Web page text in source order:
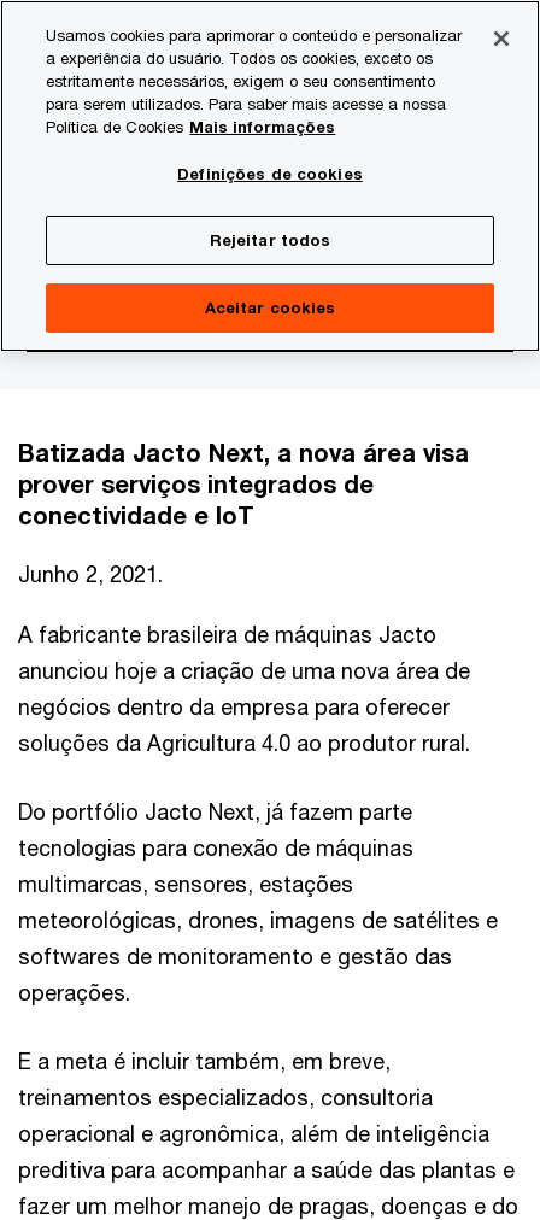
content
footer
Consultoria
Jacto terá nova área de
serviços com soluções
para a Agricultura 4.0
Batizada Jacto Next, a nova área visa
prover serviços integrados de
conectividade e IoT
Junho 2, 2021.
A fabricante brasileira de máquinas Jacto
anunciou hoje a criação de uma nova área de
negócios dentro da empresa para oferecer
soluções da Agricultura 4.0 ao produtor rural.
Do portfólio Jacto Next, já fazem parte
tecnologias para conexão de máquinas
multimarcas, sensores, estações
meteorológicas, drones, imagens de satélites e
softwares de monitoramento e gestão das
operações.
E a meta é incluir também, em breve,
treinamentos especializados, consultoria
operacional e agronômica, além de inteligência
preditiva para acompanhar a saúde das plantas e
fazer um melhor manejo de pragas, doenças e do
Usamos cookies para aprimorar o conteúdo e personalizar
a experiência do usuário. Todos os cookies, exceto os
estritamente necessários, exigem o seu consentimento
para serem utilizados. Para saber mais acesse a nossa
Política de Cookies Mais informações
Definições de cookies
Rejeitar todos
Aceitar cookies